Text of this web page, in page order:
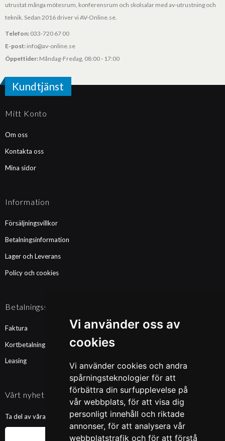
Vi använder oss av
cookies
Vi använder cookies och andra
spårningsteknologier för att
förbättra din surfupplevelse på
vår webbplats, för att visa dig
personligt innehåll och riktade
annonser, för att analysera vår
webbplatstrafik och för att förstå
utrustat många mötesrum, konferensrum och skolsalar med av-utrustning och
teknik. Sedan 2016 driver vi AV-Online.se.
Telefon: 033-720 67 00
E-post: info@av-online.se
Öppettider: Måndag-Fredag, 08:00 - 17:00
Kundtjänst
Mitt Konto
Om oss
Kontakta oss
Mina sidor
Information
Försäljningsvillkor
Betalningsinformation
Lager och Leverans
Policy och cookies
Betalningssätt
Faktura
Kortbetalning
Leasing
Vårt nyhetsbrev
Ta del av våra nyheter och kampanjer. Fyll i din mailadress nedan!